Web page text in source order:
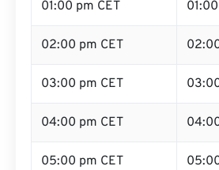
01:00 pm CET
02:00 pm CET
03:00 pm CET
04:00 pm CET
05:00 pm CET